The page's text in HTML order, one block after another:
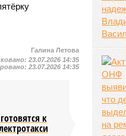
Галина Летова
23.07.2026 14:35
23.07.2026 14:35
к